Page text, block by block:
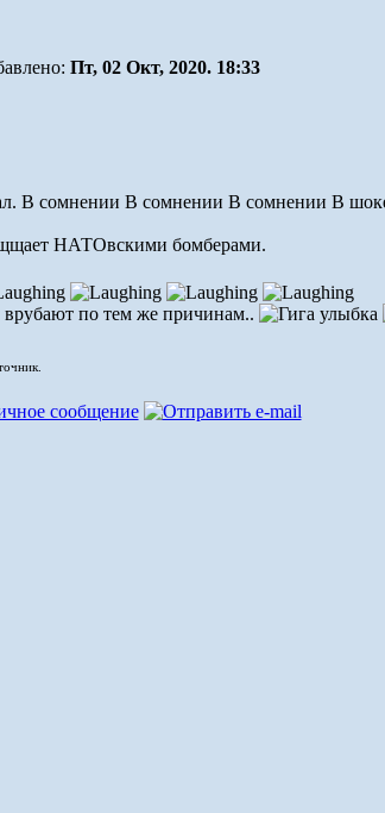
Пт, 02 Окт, 2020. 18:33
В сомнении В сомнении В сомнении В
НАТОвскими бомберами.
по тем же причинам..